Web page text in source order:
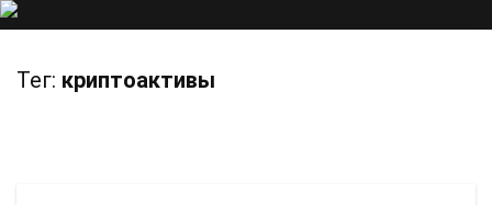
Тег: криптоактивы